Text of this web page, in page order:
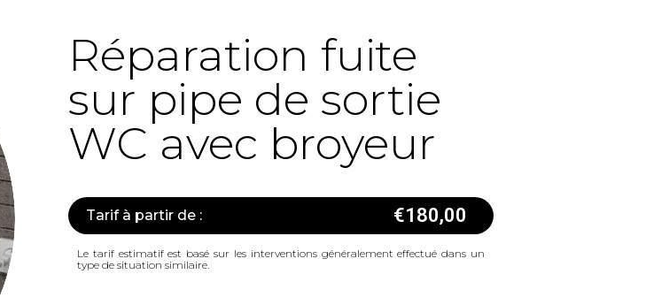
Réparation fuite
sur pipe de sortie
WC avec broyeur
Tarif à partir de : €180,00
Le tarif estimatif est basé sur les interventions généralement effectué dans un
type de situation similaire.